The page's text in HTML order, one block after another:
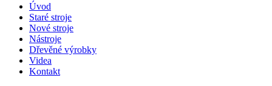
Úvod
Staré stroje
Nové stroje
Nástroje
Dřevěné výrobky
Videa
Kontakt